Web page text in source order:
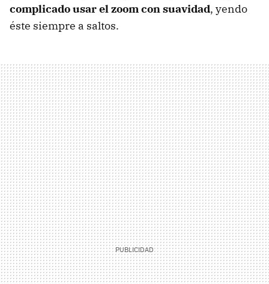
complicado usar el zoom con suavidad, yendo
éste siempre a saltos.